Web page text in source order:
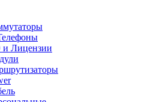
Лицензии